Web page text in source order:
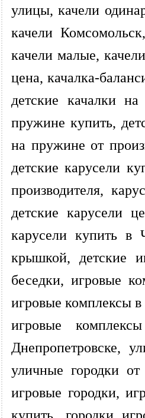
улицы, качели
качели
качели малые,
цена, качалка-
детские качалки
пружине купить,
на пружине от
детские карусели
производителя,
детские карусели
карусели купить в
крышкой, детские
беседки, игровые
игровые комплексы
игровые
Днепропетровске,
уличные городки
игровые городки,